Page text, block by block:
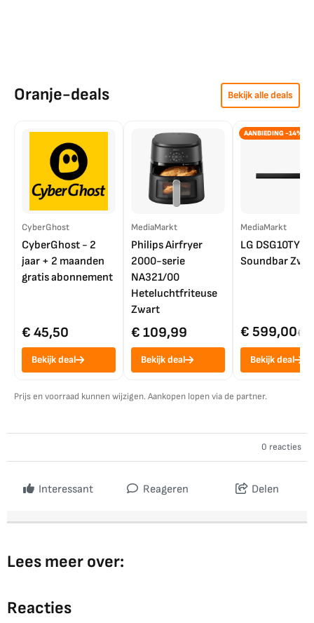
Oranje-deals Bekijk alle deals
CyberGhost
CyberGhost - 2
jaar + 2 maanden
gratis abonnement
€ 45,50
Bekijk deal
MediaMarkt
Philips Airfryer
2000-serie
NA321/00
Heteluchtfriteuse
Zwart
€ 109,99
Bekijk deal
AANBIEDING -14%
MediaMarkt
LG DSG10TY
Soundbar
€ 599,00€
Bekijk deal
Prijs en voorraad kunnen wijzigen. Aankopen lopen via de partner.
0 reacties
Interessant Reageren Delen
Lees meer over:
Reacties